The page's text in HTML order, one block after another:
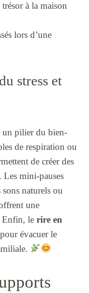
à la maison
lors d’une
stress et
un pilier du bien-
de respiration ou
de créer des
Les mini-pauses
naturels ou
une
Enfin, le rire en
évacuer le